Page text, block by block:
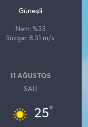
Güneşli
Nem: %33
Rüzgar: 8.31 m/s
11 AĞUSTOS
SALI
25°